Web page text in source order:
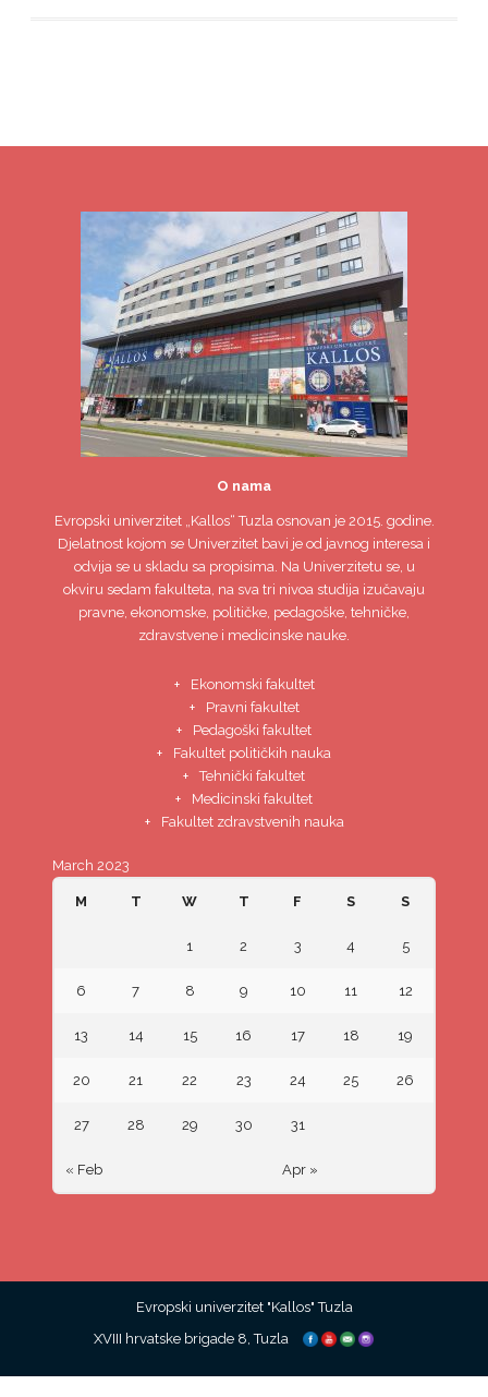
O nama
Evropski univerzitet„Kallos“ Tuzla osnovan je 2015. godine.
Djelatnost kojom se Univerzitet bavi je od javnog interesa i
odvija se u skladu sa propisima. Na Univerzitetu se, u
okviru sedam fakulteta, na sva tri nivoa studija izučavaju
pravne, ekonomske, političke, pedagoške, tehničke,
zdravstvene i medicinske nauke.
Ekonomski fakultet
Pravni fakultet
Pedagoški fakultet
Fakultet političkih nauka
Tehnički fakultet
Medicinski fakultet
Fakultet zdravstvenih nauka
March 2023
M T W T F S S
« Feb Apr »
1 2 3 4 5
6 7 8 9 10 11 12
13 14 15 16 17 18 19
20 21 22 23 24 25 26
27 28 29 30 31
Evropski univerzitet "Kallos" Tuzla
XVIII hrvatske brigade 8, Tuzla